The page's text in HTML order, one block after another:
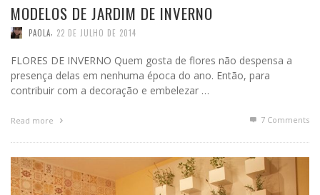
MODELOS DE JARDIM DE INVERNO
PAOLA 22 DE JULHO DE 2014
FLORES DE INVERNO Quem gosta de flores não despensa a
presença delas em nenhuma época do ano. Então, para
contribuir com a decoração e embelezar …
Read more 7 Comments